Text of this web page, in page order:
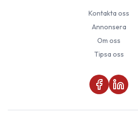
Kontakta oss
Annonsera
Om oss
Tipsa oss